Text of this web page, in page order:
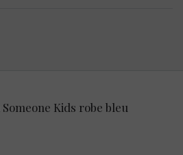
Kids robe bleu